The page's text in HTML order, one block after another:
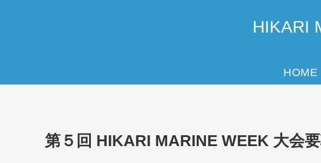
HIKARI
HOME
第５回 HIKARI MARINE WEEK 大会